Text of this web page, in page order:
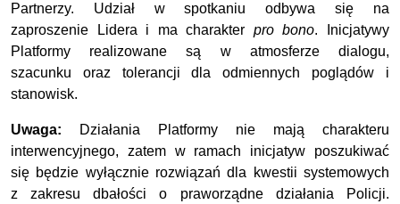
Partnerzy. Udział w spotkaniu odbywa się na
zaproszenie Lidera i ma charakter pro bono. Inicjatywy
Platformy realizowane są w atmosferze dialogu,
szacunku oraz tolerancji dla odmiennych poglądów i
stanowisk.
Uwaga: Działania Platformy nie mają charakteru
interwencyjnego, zatem w ramach inicjatyw poszukiwać
się będzie wyłącznie rozwiązań dla kwestii systemowych
z zakresu dbałości o praworządne działania Policji.